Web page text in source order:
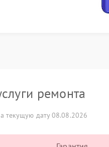
ремонта
текущую дату 08.08.2026